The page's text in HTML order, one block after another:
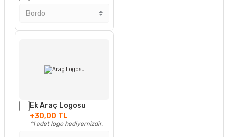
Ek Araç Logosu
+30,00 TL
*1 adet logo hediyemizdir.